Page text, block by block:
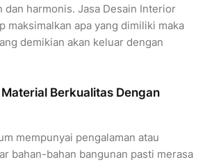
dan harmonis. Jasa Desain Interior
maksimalkan apa yang dimiliki maka
demikian akan keluar dengan
Berkualitas Dengan
mempunyai pengalaman atau
bahan-bahan bangunan pasti merasa